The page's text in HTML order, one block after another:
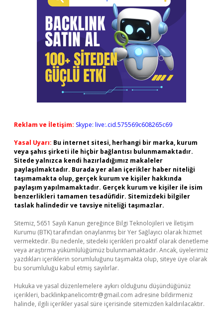
Reklam ve İletişim: Skype: live:.cid.575569c608265c69
Yasal Uyarı: Bu internet sitesi, herhangi bir marka, kurum
veya şahıs şirketi ile hiçbir bağlantısı bulunmamaktadır.
Sitede yalnızca kendi hazırladığımız makaleler
paylaşılmaktadır. Burada yer alan içerikler haber niteliği
taşımamakta olup, gerçek kurum ve kişiler hakkında
paylaşım yapılmamaktadır. Gerçek kurum ve kişiler ile isim
benzerlikleri tamamen tesadüfidir. Sitemizdeki bilgiler
taslak halindedir ve tavsiye niteliği taşımazlar.
Sitemiz, 5651 Sayılı Kanun gereğince Bilgi Teknolojileri ve İletişim
Kurumu (BTK) tarafından onaylanmış bir Yer Sağlayıcı olarak hizmet
vermektedir. Bu nedenle, sitedeki içerikleri proaktif olarak denetleme
veya araştırma yükümlülüğümüz bulunmamaktadır. Ancak, üyelerimiz
yazdıkları içeriklerin sorumluluğunu taşımakta olup, siteye üye olarak
bu sorumluluğu kabul etmiş sayılırlar.
Hukuka ve yasal düzenlemelere aykırı olduğunu düşündüğünüz
içerikleri, backlinkpanelicomtr@gmail.com adresine bildirmeniz
halinde, ilgili içerikler yasal süre içerisinde sitemizden kaldırılacaktır.